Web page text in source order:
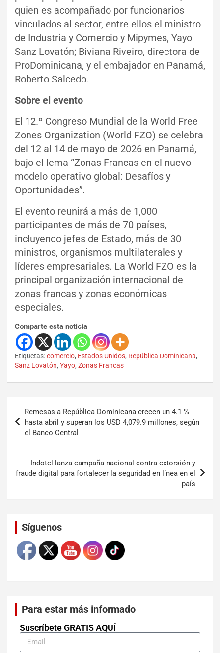
quien es acompañado por funcionarios
vinculados al sector, entre ellos el ministro
de Industria y Comercio y Mipymes, Yayo
Sanz Lovatón; Biviana Riveiro, directora de
ProDominicana, y el embajador en Panamá,
Roberto Salcedo.
Sobre el evento
El 12.º Congreso Mundial de la World Free
Zones Organization (World FZO) se celebra
del 12 al 14 de mayo de 2026 en Panamá,
bajo el lema “Zonas Francas en el nuevo
modelo operativo global: Desafíos y
Oportunidades”.
El evento reunirá a más de 1,000
participantes de más de 70 países,
incluyendo jefes de Estado, más de 30
ministros, organismos multilaterales y
líderes empresariales. La World FZO es la
principal organización internacional de
zonas francas y zonas económicas
especiales.
Comparte esta noticia
Etiquetas:comercio, Estados Unidos, República Dominicana,
Sanz Lovatón, Yayo, Zonas Francas
Remesas a República Dominicana crecen un 4.1 %
hasta abril y superan los USD 4,079.9 millones, según
el Banco Central
Indotel lanza campaña nacional contra extorsión y
fraude digital para fortalecer la seguridad en línea en el
país
Síguenos
Para estar más informado
Suscríbete GRATIS AQUÍ